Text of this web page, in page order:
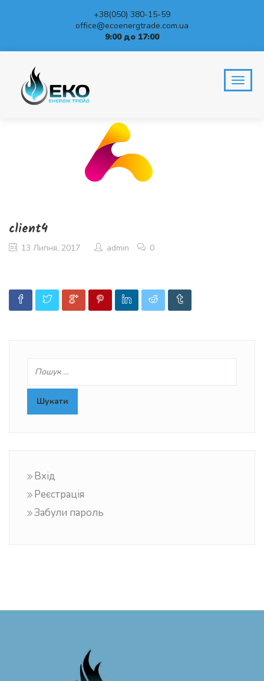
+38(050) 380-15-59
office@ecoenergtrade.com.ua
9:00 до 17:00
client4
13 Липня, 2017 admin 0
Вхід
Реєстрація
Забули пароль